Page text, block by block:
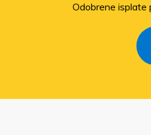
Odobrene isplate